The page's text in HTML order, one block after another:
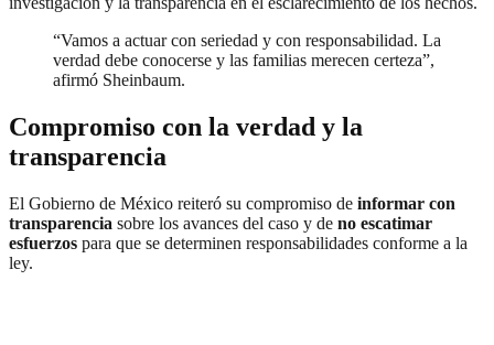
“Vamos a actuar con seriedad y con responsabilidad. La
verdad debe conocerse y las familias merecen certeza”,
afirmó Sheinbaum.
Compromiso con la verdad y la
transparencia
El Gobierno de México reiteró su compromiso de informar con
transparencia sobre los avances del caso y de no escatimar
esfuerzos para que se determinen responsabilidades conforme a la
ley.